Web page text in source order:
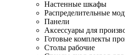
Настенные шкафы
Распределительные
Панели
Аксессуары для
Готовые комплекты
Столы рабочие